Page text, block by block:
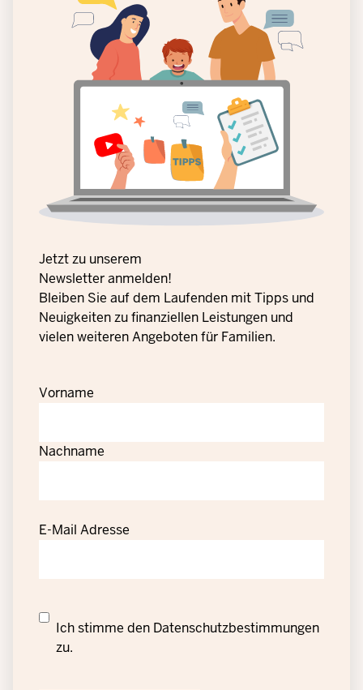
Jetzt zu unserem
Newsletter anmelden!
Bleiben Sie auf dem Laufenden mit Tipps und
Neuigkeiten zu finanziellen Leistungen und
vielen weiteren Angeboten für Familien.
Vorname
Nachname
E-Mail Adresse
Datenschutzrechtliche
Einwilligung
Ich stimme den Datenschutzbestimmungen
zu.